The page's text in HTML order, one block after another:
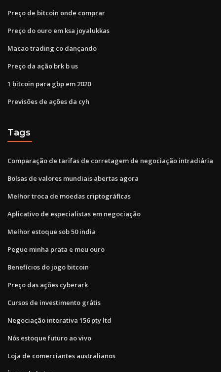
Preço de bitcoin onde comprar
Preço do ouro em ksa joyalukkas
Macao trading co dançando
Preço da ação brk b us
1 bitcoin para gbp em 2020
Previsões de ações da cyh
Tags
Comparação de tarifas de corretagem de negociação intradiária
Bolsas de valores mundiais abertas agora
Melhor troca de moedas criptográficas
Aplicativo de especialistas em negociação
Melhor estoque sob 50 india
Pegue minha prata e meu ouro
Benefícios do jogo bitcoin
Preço das ações cyberark
Cursos de investimento grátis
Negociação interativa 156 pty ltd
Nós estoque futuro ao vivo
Loja de comerciantes australianos